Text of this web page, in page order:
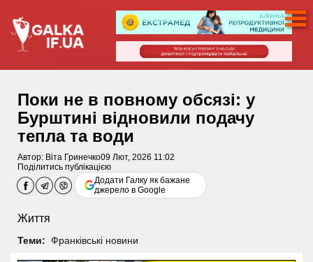
Поки не в повному обсязі: у
Бурштині відновили подачу
тепла та води
Автор: Віта Гринечко09 Лют, 2026 11:02
Поділитись публікацією
Додати Галку як бажане
джерело в Google
Життя
Теми: Франківські новини